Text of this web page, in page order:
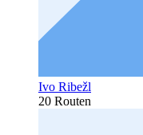
Ivo Ribežl
20 Routen